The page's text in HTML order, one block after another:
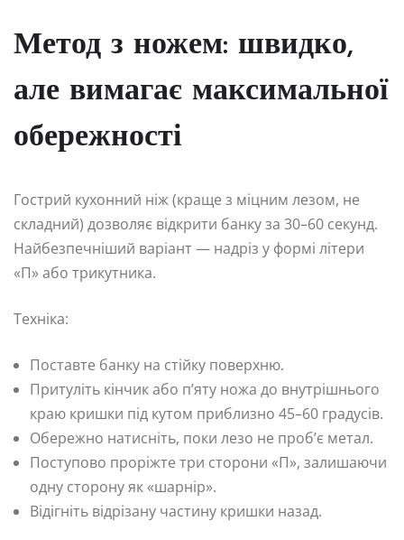
Метод з ножем: швидко,
але вимагає максимальної
обережності
Гострий кухонний ніж (краще з міцним лезом, не
складний) дозволяє відкрити банку за 30–60 секунд.
Найбезпечніший варіант — надріз у формі літери
«П» або трикутника.
Техніка:
Поставте банку на стійку поверхню.
Притуліть кінчик або п’яту ножа до внутрішнього
краю кришки під кутом приблизно 45–60 градусів.
Обережно натисніть, поки лезо не проб’є метал.
Поступово проріжте три сторони «П», залишаючи
одну сторону як «шарнір».
Відігніть відрізану частину кришки назад.